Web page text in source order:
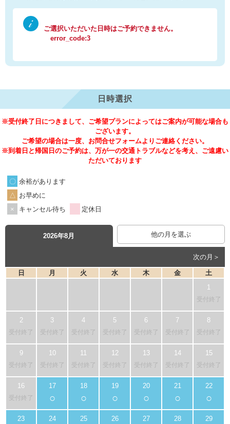
ご選択いただいた日時はご予約できません。
error_code:3
日時選択
※受付終了日につきまして、ご希望プランによってはご案内が可能な場合も
ございます。
ご希望の場合は一度、お問合せフォームよりご連絡ください。
※到着日と帰国日のご予約は、万が一の交通トラブルなどを考え、ご遠慮い
ただいております
余裕があります
お早めに
キャンセル待ち
定休日
2026年8月 他の月を選ぶ
次の月＞
日 月 火 水 木 金 土
受付終了
受付終了 受付終了 受付終了 受付終了 受付終了 受付終了 受付終了
受付終了 受付終了 受付終了 受付終了 受付終了 受付終了 受付終了
受付終了 ○ ○ ○ ○ ○ ○